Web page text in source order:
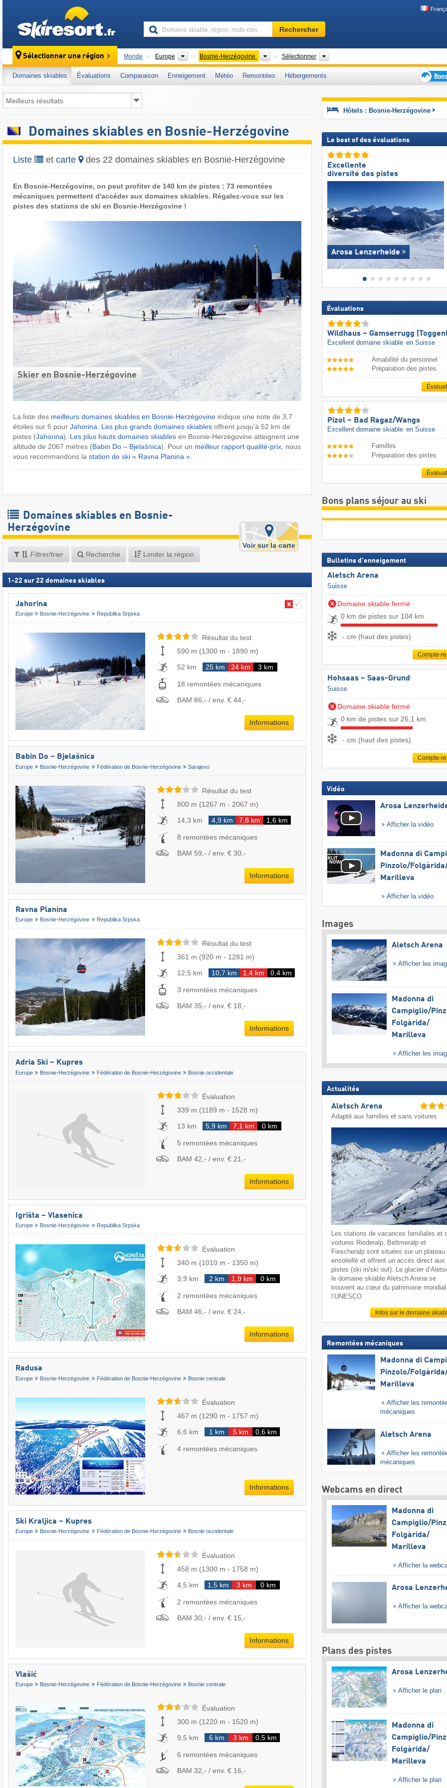
Domaine
skiable,
mots-
clés…
Rechercher
Sélectionner une région Monde Europe Continents
Bosnie-Herzégovine PaysSélectionner
Domaines skiables Évaluations Comparaison Enneigement Météo Remontées
Hébergements
plans
séjour
Domaines skiables en Bosnie-Herzégovine
Liste et carte des 22 domaines skiables en Bosnie-Herzégovine
En Bosnie-Herzégovine, on peut profiter de 140 km de pistes : 73 remontées
mécaniques permettent d'accéder aux domaines skiables. Régalez-vous sur les
pistes des stations de ski en Bosnie-Herzégovine !
Skier en Bosnie-Herzégovine
La liste des meilleurs domaines skiables en Bosnie-Herzégovine indique une note de 3,7
étoiles sur 5 pour Jahorina Les plus grands domaines skiables offrent jusqu'à 52 km de
pistes (Jahorina). Les plus hauts domaines skiables en Bosnie-Herzégovine atteignent une
altitude de 2067 mètres (Babin Do – Bjelašnica). Pour un meilleur rapport qualité-prix , nous
vous recommandons la station de ski « Ravna Planina »
Domaines skiables en Bosnie-
Herzégovine
Filtrer/trier Recherche Limiter la région
Voir sur la carte
1 -22 sur22 domaines skiables
Jahorina
Europe Bosnie-Herzégovine Republika Srpska
Résultat du test
590 m (1300 m - 1890 m)
52 km
25 km 24 km 3 km
18 remontées mécaniques
BAM 86,- / env. € 44,-
Informations
Babin Do – Bjelašnica
Europe Bosnie-Herzégovine Fédération de Bosnie-Herzégovine Sarajevo
Résultat du test
800 m (1267 m - 2067 m)
14,3 km
4,9 km 7,8 km 1,6 km
8 remontées mécaniques
BAM 59,- / env. € 30,-
Informations
Ravna Planina
Europe Bosnie-Herzégovine Republika Srpska
Résultat du test
361 m (920 m - 1281 m)
12,5 km
10,7 km 1,4 km 0,4 km
3 remontées mécaniques
BAM 35,- / env. € 18,-
Informations
Adria Ski – Kupres
Europe Bosnie-Herzégovine Fédération de Bosnie-Herzégovine Bosnie occidentale
Évaluation
339 m (1189 m - 1528 m)
13 km
5,9 km 7,1 km 0 km
5 remontées mécaniques
BAM 42,- / env. € 21,-
Informations
Igrišta – Vlasenica
Europe Bosnie-Herzégovine Republika Srpska
Évaluation
340 m (1010 m - 1350 m)
3,9 km
2 km 1,9 km 0 km
2 remontées mécaniques
BAM 46,- / env. € 24,-
Informations
Radusa
Europe Bosnie-Herzégovine Fédération de Bosnie-Herzégovine Bosnie centrale
Évaluation
467 m (1290 m - 1757 m)
6,6 km
1 km 5 km 0,6 km
4 remontées mécaniques
Informations
Ski Kraljica – Kupres
Europe Bosnie-Herzégovine Fédération de Bosnie-Herzégovine Bosnie occidentale
Évaluation
458 m (1300 m - 1758 m)
4,5 km
1,5 km 3 km 0 km
2 remontées mécaniques
BAM 30,- / env. € 15,-
Informations
Vlašić
Europe Bosnie-Herzégovine Fédération de Bosnie-Herzégovine Bosnie centrale
Évaluation
300 m (1220 m - 1520 m)
9,5 km
6 km 3 km 0,5 km
6 remontées mécaniques
BAM 32,- / env. € 16,-
Hôtels : Bosnie-Herzégovine
Le best of des évaluations
Excellente
diversité des pistes
Arosa Lenzerheide
Évaluations
Wildhaus – Gamserrugg
Excellent domaine skiable en Suisse
Amabilité du personnel
Préparation des pistes
Pizol – Bad Ragaz/​Wangs
Excellent domaine skiable en Suisse
Familles
Préparation des pistes
Bons plans séjour au ski
Bulletins d'enneigement
Aletsch Arena
Suisse
Domaine skiable fermé
0 km de pistes sur 104 km
- cm (haut des pistes)
Compte-
Hohsaas – Saas-Grund
Suisse
Domaine skiable fermé
0 km de pistes sur 26,1 km
- cm (haut des pistes)
Compte-
Vidéo
Arosa
Afficher la vidéo
Madonna di
Pinzolo/​
Marilleva
Afficher la vidéo
Images
Aletsch Arena
Afficher les
Madonna di
Campiglio/​
Folgàrida/​
Marilleva
Afficher les
Actualités
Aletsch Arena
Adapté aux familles et sans voitures
Les stations de vacances familiales et
voitures Riederalp, Bettmeralp et
Fiescheralp sont situées sur un plateau
ensoleillé et offrent un accès direct aux
pistes (ski in/ski out). Le glacier
le domaine skiable Aletsch Arena se
trouvent au cœur du patrimoine
l’UNESCO.
Infos sur le domaine
Remontées mécaniques
Madonna di
Pinzolo/​
Marilleva
Afficher les
mécaniques
Aletsch Arena
Afficher les
mécaniques
Webcams en direct
Madonna di
Campiglio/​
Folgàrida/​
Marilleva
Afficher la
Arosa
Afficher la
Plans des pistes
Arosa
Afficher le plan
Madonna di
Campiglio/​
Folgàrida/​
Marilleva
Afficher le plan